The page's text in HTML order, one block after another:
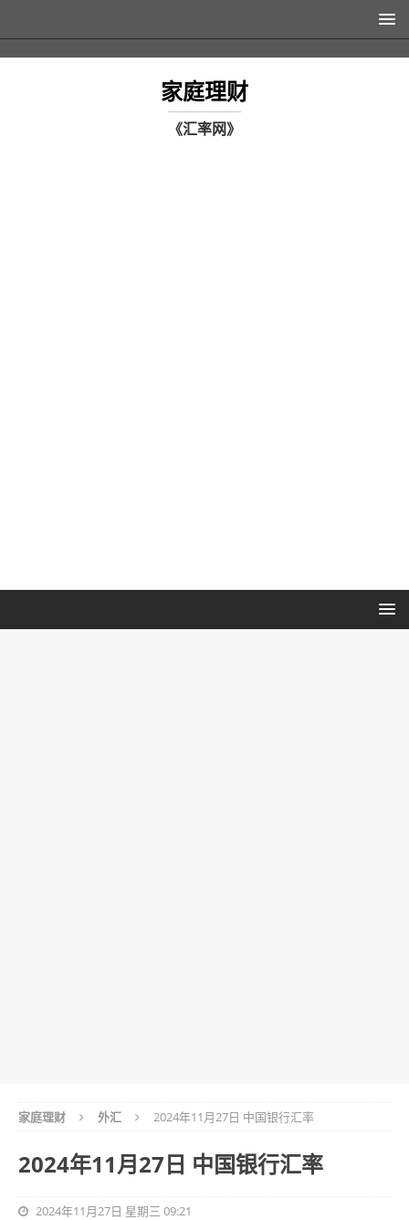
家庭理财
《汇率网》
家庭理财 外汇 2024年11月27日 中国银行汇率
2024年11月27日 中国银行汇率
2024年11月27日 星期三 09:21